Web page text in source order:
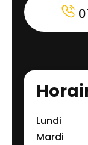
Lundi
Mardi